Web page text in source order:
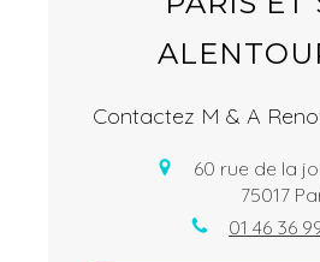
Contactez M & A
60 rue de la
75017
01 46 36